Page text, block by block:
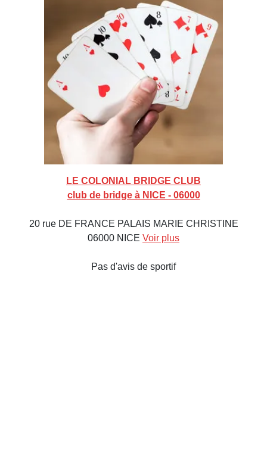
LE COLONIAL BRIDGE CLUB
club de bridge à NICE - 06000
20 rue DE FRANCE PALAIS MARIE CHRISTINE
06000 NICE Voir plus
Pas d'avis de sportif